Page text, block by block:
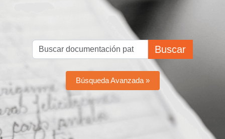
Buscar
Búsqueda Avanzada »